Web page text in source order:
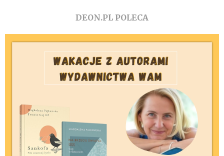
DEON.PL POLECA